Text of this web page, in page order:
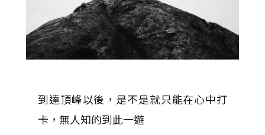
到達頂峰以後，是不是就只能在心中打
卡，無人知的到此一遊